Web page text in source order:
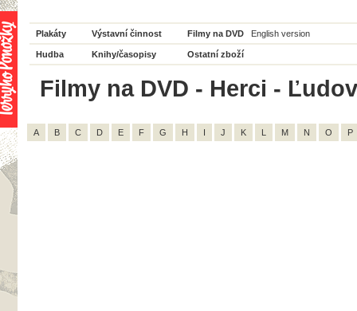
Plakáty Výstavní činnost Filmy na DVD English version
Hudba Knihy/časopisy Ostatní zboží
Filmy na DVD - Herci -
A B C D E F G H I J K L M N O P